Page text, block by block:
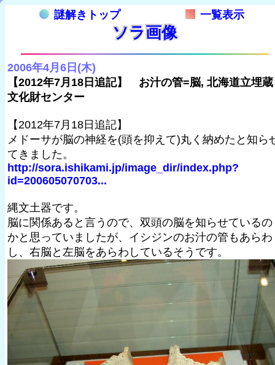
謎解きトップ 一覧表示
ソラ画像
2006年4月6日(木)
【2012年7月18日追記】 お汁の管=脳, 北海道立埋蔵
文化財センター
【2012年7月18日追記】
メドーサが脳の神経を(頭を抑えて)丸く納めたと知ら
てきました。
http://sora.ishikami.jp/image_dir/index.php?
id=200605070703...
縄文土器です。
脳に関係あると言うので、双頭の脳を知らせているの
かと思っていましたが、イシジンのお汁の管もあらわ
し、右脳と左脳をあらわしているそうです。